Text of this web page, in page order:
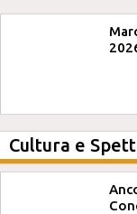
Cultura e